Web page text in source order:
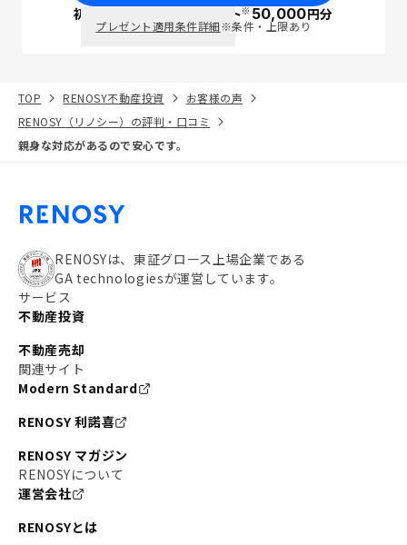
初回面談で ポイント※50,000円分
プレゼント適用条件詳細※条件・上限あり
TOP RENOSY不動産投資
お客様の声
RENOSY（リノシー）の評判・口コミ
親身な対応があるので安心です。
RENOSYは、東証グロース上場企業である
GA technologiesが運営しています。
サービス
不動産投資
不動産売却
関連サイト
Modern Standard
RENOSY 利諾喜
RENOSY マガジン
RENOSYについて
運営会社
RENOSYとは